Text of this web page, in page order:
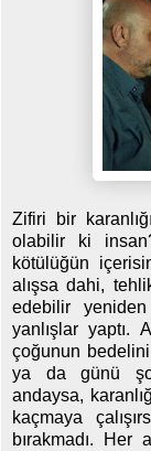
Zifiri bir
olabilir ki
kötülüğün
alışsa dahi,
edebilir yeniden
yanlışlar
çoğunun
ya da günü
andaysa,
kaçmaya
bırakmadı. Her